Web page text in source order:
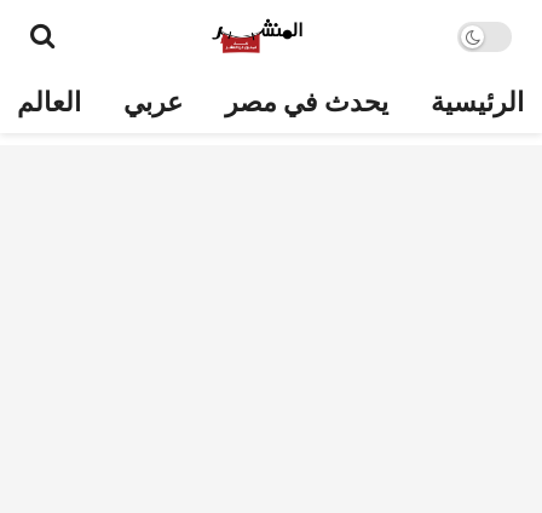
الرئيسية يحدث في مصر عربي العالم